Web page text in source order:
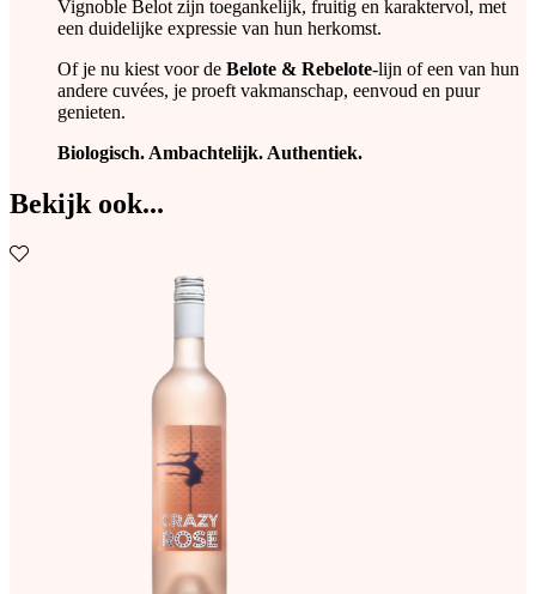
Vignoble Belot zijn toegankelijk, fruitig en karaktervol, met
een duidelijke expressie van hun herkomst.
Of je nu kiest voor de Belote & Rebelote-lijn of een van hun
andere cuvées, je proeft vakmanschap, eenvoud en puur
genieten.
Biologisch. Ambachtelijk. Authentiek.
Bekijk ook...